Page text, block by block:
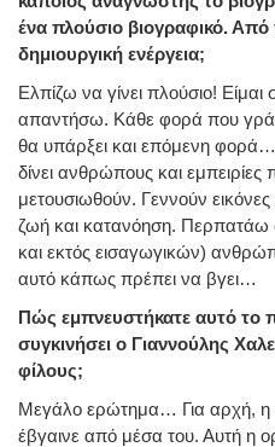
ένα πλούσιο βιογραφικό. Από
δημιουργική ενέργεια;
Ελπίζω να γίνει πλούσιο!
απαντήσω. Κάθε φορά που
θα υπάρξει και επόμενη
δίνει ανθρώπους και
μετουσιωθούν. Γεννούν εικόνες
ζωή και κατανόηση. Περπατάω
και εκτός εισαγωγικών)
αυτό κάπως πρέπει να βγει…
Πώς εμπνευστήκατε αυτό το
συγκινήσει ο Γιαννούλης
φίλους;
Μεγάλο ερώτημα… Για αρχή, η
έβγαινε από μέσα του. Αυτή η